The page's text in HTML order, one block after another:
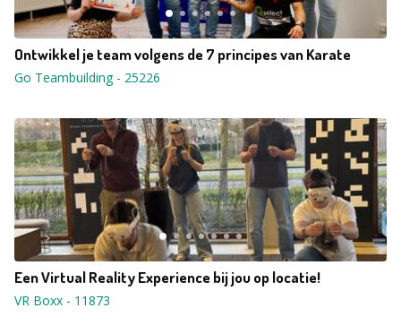
Ontwikkel je team volgens de 7 principes van Karate
Go Teambuilding- 25226
Een Virtual Reality Experience bij jou op locatie!
VR Boxx - 11873